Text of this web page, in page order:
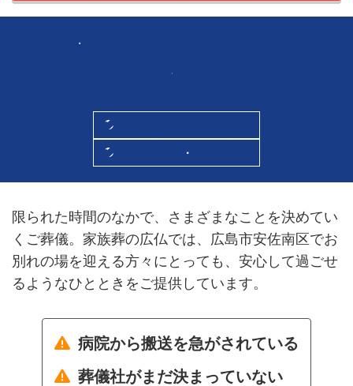
深夜・早朝でも、まずはお電話ください
通話無料・相談無料
限られた時間のなかで、さまざまなことを決めてい
くご葬儀。家族葬の広仏では、広島市安佐南区でお
別れの場を迎える方々にとっても、安心して過ごせ
るようなひとときをご提供しています。
病院から搬送を急がされている
葬儀社がまだ決まっていない